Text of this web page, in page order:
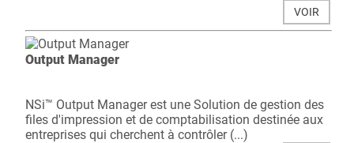
VOIR
Output Manager
NSi™ Output Manager est une Solution de gestion des
files d'impression et de comptabilisation destinée aux
entreprises qui cherchent à contrôler (...)